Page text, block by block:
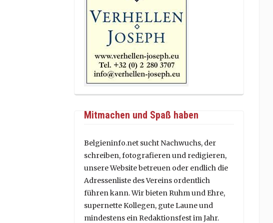
Mitmachen und Spaß haben
Belgieninfo.net sucht Nachwuchs, der
schreiben, fotografieren und redigieren,
unsere Website betreuen oder endlich die
Adressenliste des Vereins ordentlich
führen kann. Wir bieten Ruhm und Ehre,
supernette Kollegen, gute Laune und
mindestens ein Redaktionsfest im Jahr.